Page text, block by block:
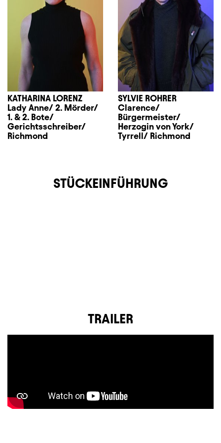
KATHARINA LORENZ
Lady Anne/ 2. Mörder/
1. & 2. Bote/
Gerichtsschreiber/
Richmond
SYLVIE ROHRER
Clarence/
Bürgermeister/
Herzogin von York/
Tyrrell/ Richmond
STÜCKEINFÜHRUNG
TRAILER